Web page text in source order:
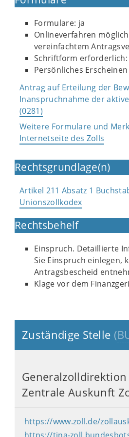
Formulare: ja
Onlineverfahren
vereinfachtem
Schriftform erforderlich:
Persönliches
Antrag auf Erteilung der
Inanspruchnahme der
(0281)
Weitere Formulare und
Internetseite des Zolls
Rechtsgrundlage(n)
Artikel 211 Absatz 1
Unionszollkodex
Rechtsbehelf
Einspruch. Detaillierte
Sie Einspruch einlegen,
Antragsbescheid
Klage vor dem
Zuständige Stelle (
Generalzolldirektion
Zentrale Auskunft
https://www.zoll.de/